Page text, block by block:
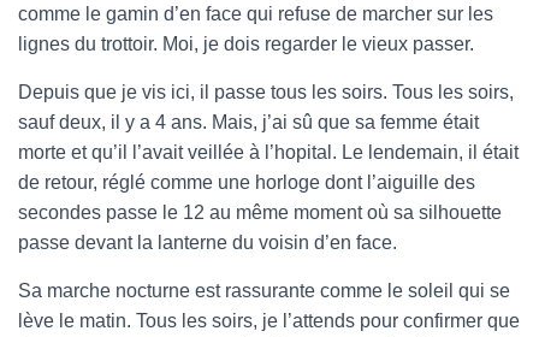
comme le gamin d’en face qui refuse de marcher sur les
lignes du trottoir. Moi, je dois regarder le vieux passer.
Depuis que je vis ici, il passe tous les soirs. Tous les soirs,
sauf deux, il y a 4 ans. Mais, j’ai sû que sa femme était
morte et qu’il l’avait veillée à l’hopital. Le lendemain, il était
de retour, réglé comme une horloge dont l’aiguille des
secondes passe le 12 au même moment où sa silhouette
passe devant la lanterne du voisin d’en face.
Sa marche nocturne est rassurante comme le soleil qui se
lève le matin. Tous les soirs, je l’attends pour confirmer que